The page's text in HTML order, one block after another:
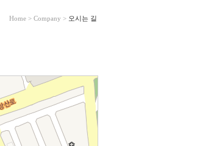
Home > Company > 오시는 길